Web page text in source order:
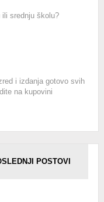
srednju školu?
i izdanja gotovo svih
na kupovini
POSTOVI